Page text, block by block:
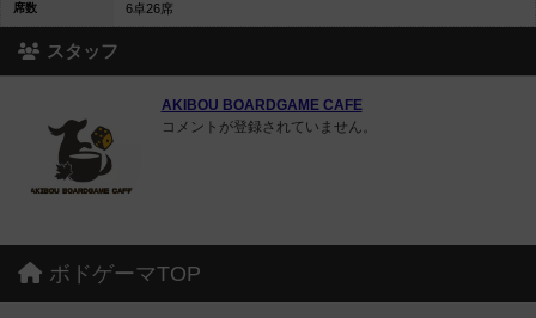
席数 6卓26席
スタッフ
AKIBOU BOARDGAME CAFE
コメントが登録されていません。
ボドゲーマTOP